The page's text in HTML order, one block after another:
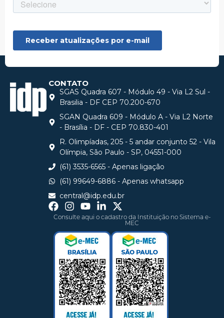
CONTATO
SGAS Quadra 607 - Módulo 49 - Via L2 Sul -
Brasilia - DF CEP 70.200-670
SGAN Quadra 609 - Módulo A - Via L2 Norte
- Brasília - DF - CEP 70.830-401
R. Olimpíadas, 205 - 5 andar conjunto 52 - Vila
Olímpia, São Paulo - SP, 04551-000
(61) 3535-6565 - Apenas ligação
(61) 99649-6886 - Apenas whatsapp
central@idp.edu.br
Consulte aqui o cadastro da Instituição no Sistema e-
MEC